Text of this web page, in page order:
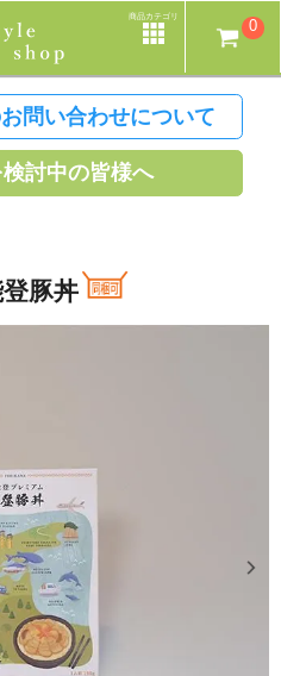
商品カテゴリ
0
問い合わせについて
討中の皆様へ
豚丼